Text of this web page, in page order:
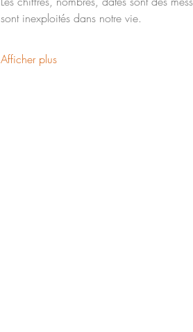
sont inexploités dans notre vie.
Afficher plus